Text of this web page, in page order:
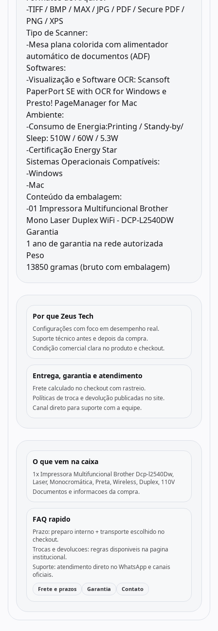
-TIFF / BMP / MAX / JPG / PDF / Secure PDF /
PNG / XPS
Tipo de Scanner:
-Mesa plana colorida com alimentador
automático de documentos (ADF)
Softwares:
-Visualização e Software OCR: Scansoft
PaperPort SE with OCR for Windows e
Presto! PageManager for Mac
Ambiente:
-Consumo de Energia:Printing / Standy-by/
Sleep: 510W / 60W / 5.3W
-Certificação Energy Star
Sistemas Operacionais Compatíveis:
-Windows
-Mac
Conteúdo da embalagem:
-01 Impressora Multifuncional Brother
Mono Laser Duplex WiFi - DCP-L2540DW
Garantia
1 ano de garantia na rede autorizada
Peso
13850 gramas (bruto com embalagem)
Por que Zeus Tech
Configurações com foco em desempenho real.
Suporte técnico antes e depois da compra.
Condição comercial clara no produto e checkout.
Entrega, garantia e atendimento
Frete calculado no checkout com rastreio.
Políticas de troca e devolução publicadas no site.
Canal direto para suporte com a equipe.
O que vem na caixa
1x Impressora Multifuncional Brother Dcp-l2540Dw,
Laser, Monocromática, Preta, Wireless, Duplex, 110V
Documentos e informacoes da compra.
FAQ rapido
Prazo: preparo interno + transporte escolhido no
checkout.
Trocas e devolucoes: regras disponiveis na pagina
institucional.
Suporte: atendimento direto no WhatsApp e canais
oficiais.
Frete e prazos Garantia Contato